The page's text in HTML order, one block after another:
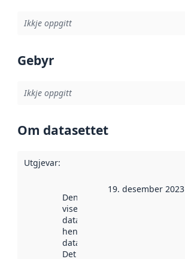
Ikkje oppgitt
Gebyr
Ikkje oppgitt
Om datasettet
Utgjevar:
Denne datoen
viser når
datasettet vart
henta inn av
data.norge.no.
Det kan ha
19. desember 2023